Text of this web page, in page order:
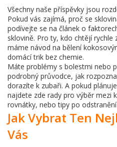
Všechny naše příspěvky jsou
Pokud vás zajímá, proč se
podívejte se na článek o
sklovině. Pro ty, kdo chtějí rychle
máme návod na bělení
domácí trik bez chemie.
Máte problémy s bolestmi nebo
podrobný průvodce, jak
dorazíte k zubaři. A pokud
najdete zde rady pro výběr mezi
rovnátky, nebo tipy po
Jak Vybrat Ten
Vás